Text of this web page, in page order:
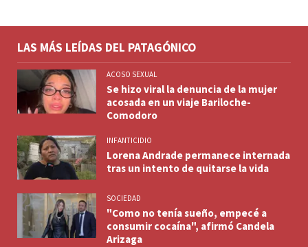
LAS MÁS LEÍDAS DEL PATAGÓNICO
ACOSO SEXUAL
Se hizo viral la denuncia de la mujer
acosada en un viaje Bariloche-
Comodoro
INFANTICIDIO
Lorena Andrade permanece internada
tras un intento de quitarse la vida
SOCIEDAD
"Como no tenía sueño, empecé a
consumir cocaína", afirmó Candela
Arizaga